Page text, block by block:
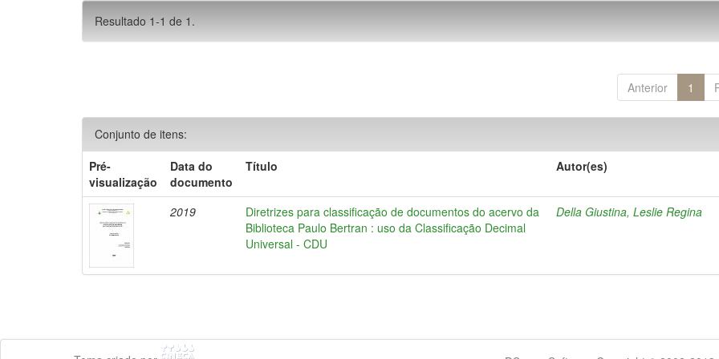
Resultado 1-1 de 1.
Anterior 1
Conjunto de itens:
Pré-
visualização
Data do
documento
Título Autor(es)
2019
Diretrizes para classificação de documentos do acervo da
Biblioteca Paulo Bertran : uso da Classificação Decimal
Universal - CDU
Della Giustina, Leslie Regina